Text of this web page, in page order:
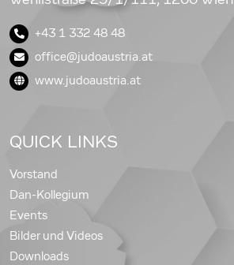
+43 1 332 48 48
office@judoaustria.at
www.judoaustria.at
QUICK LINKS
Vorstand
Dan-Kollegium
Events
Bilder und Videos
Downloads